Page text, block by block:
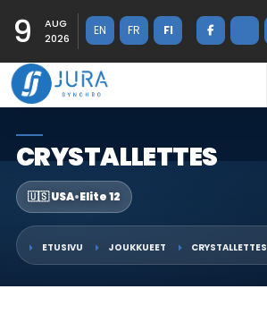
9
AUG
2026
EN FR FI
CRYSTALLETTES
🇺🇸 USA•Elite 12
ETUSIVU JOUKKUEET CRYSTALLETTES